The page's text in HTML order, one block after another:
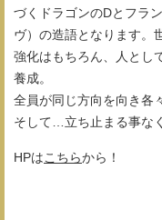
づくドラゴンのDとフラ
ヴ）の造語となります。
強化はもちろん、人とし
養成。
全員が同じ方向を向き各
そして…立ち止まる事な
HPはこちらから！